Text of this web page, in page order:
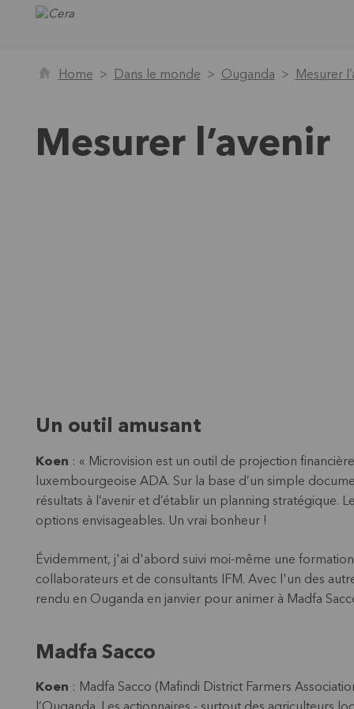
Home Dans le monde Ouganda Mesurer
Mesurer l’avenir
Un outil amusant
Koen : « Microvision est un outil de projection
luxembourgeoise ADA. Sur la base d’un simple
résultats à l’avenir et d’établir un planning
options envisageables. Un vrai bonheur !
Évidemment, j'ai d'abord suivi moi-même une
collaborateurs et de consultants IFM. Avec l'un des
rendu en Ouganda en janvier pour animer à Madfa
Madfa Sacco
Koen : Madfa Sacco (Mafindi District Farmers